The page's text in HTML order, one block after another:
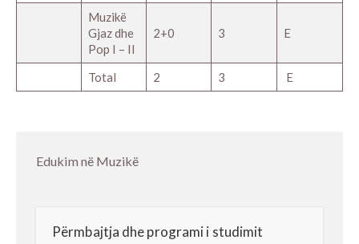
Muzikë
Gjaz dhe
Pop I – II
2+0 3 E
Total 2 3 E
Edukim në Muzikë
Përmbajtja dhe programi i studimit